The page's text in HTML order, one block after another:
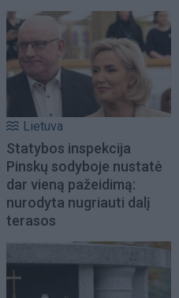
Lietuva
Statybos inspekcija
Pinskų sodyboje nustatė
dar vieną pažeidimą:
nurodyta nugriauti dalį
terasos